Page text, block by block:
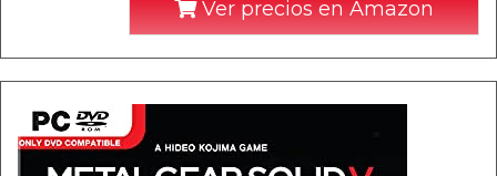
Ver precios en Amazon